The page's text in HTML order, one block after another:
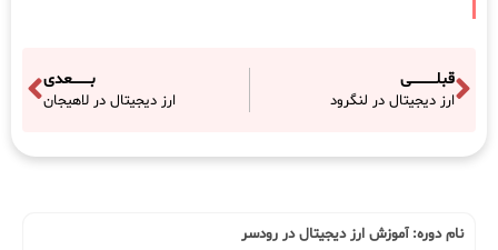
قبلـــــــــــی
ارز دیجیتال در لنگرود
بــــــــعدی
ارز دیجیتال در لاهیجان
نام دوره: آموزش ارز دیجیتال در رودسر